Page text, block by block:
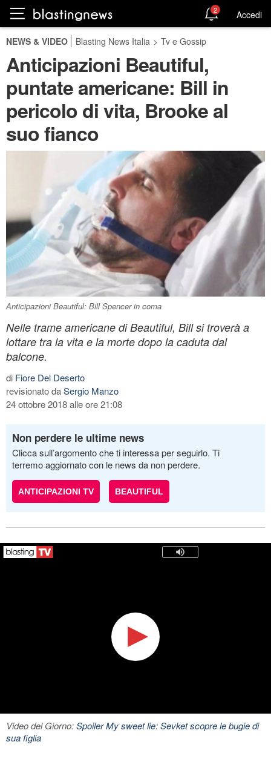
2 Accedi
NEWS & VIDEO Blasting News Italia > Tv e Gossip
Anticipazioni Beautiful,
puntate americane: Bill in
pericolo di vita, Brooke al
suo fianco
Anticipazioni Beautiful: Bill Spencer in coma
Nelle trame americane di Beautiful, Bill si troverà a
lottare tra la vita e la morte dopo la caduta dal
balcone.
di Fiore Del Deserto
revisionato daSergio Manzo
24 ottobre 2018 alle ore 21:08
Non perdere le ultime news
Clicca sull’argomento che ti interessa per seguirlo. Ti
terremo aggiornato con le news da non perdere.
ANTICIPAZIONI TV BEAUTIFUL
Video del Giorno:Spoiler My sweet lie: Sevket scopre le bugie di
sua figlia